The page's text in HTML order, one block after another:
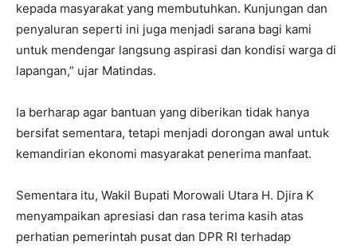
kepada masyarakat yang membutuhkan. Kunjungan dan
penyaluran seperti ini juga menjadi sarana bagi kami
untuk mendengar langsung aspirasi dan kondisi warga di
lapangan,” ujar Matindas.
Ia berharap agar bantuan yang diberikan tidak hanya
bersifat sementara, tetapi menjadi dorongan awal untuk
kemandirian ekonomi masyarakat penerima manfaat.
Sementara itu, Wakil Bupati Morowali Utara H. Djira K
menyampaikan apresiasi dan rasa terima kasih atas
perhatian pemerintah pusat dan DPR RI terhadap